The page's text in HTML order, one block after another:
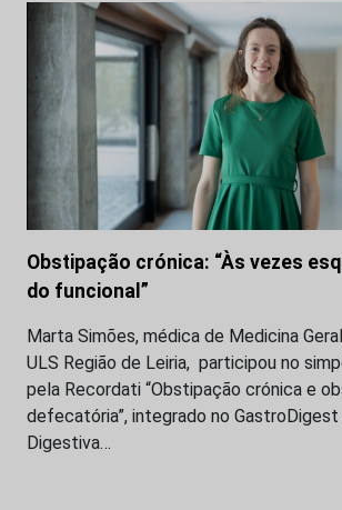
Obstipação crónica: “Às vezes
do funcional”
Marta Simões, médica de Medicina
ULS Região de Leiria, participou no
pela Recordati “Obstipação crónica e
defecatória”, integrado no GastroDigest
Digestiva…